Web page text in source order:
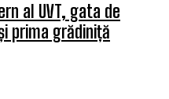
al UVT, gata de
prima grădiniță